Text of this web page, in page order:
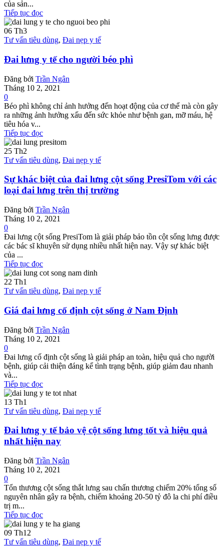
của sản...
Tiếp tục đọc
06 Th3
Tư vấn tiêu dùng, Đai nẹp y tế
Đai lưng y tế cho người béo phì
Đăng bởi Trần Ngân
Tháng 10 2, 2021
0
Béo phì không chỉ ảnh hưởng đến hoạt động của cơ thể mà còn gây
ra những ảnh hưởng xấu đến sức khỏe như bệnh gan, mỡ máu, hệ
tiêu hóa v...
Tiếp tục đọc
25 Th2
Tư vấn tiêu dùng, Đai nẹp y tế
Sự khác biệt của đai lưng cột sống PresiTom với các
loại đai lưng trên thị trường
Đăng bởi Trần Ngân
Tháng 10 2, 2021
0
Đai lưng cột sống PresiTom là giải pháp bảo tồn cột sống lưng được
các bác sĩ khuyên sử dụng nhiều nhất hiện nay. Vậy sự khác biệt
của ...
Tiếp tục đọc
22 Th1
Tư vấn tiêu dùng, Đai nẹp y tế
Giá đai lưng cố định cột sống ở Nam Định
Đăng bởi Trần Ngân
Tháng 10 2, 2021
0
Đai lưng cố định cột sống là giải pháp an toàn, hiệu quả cho người
bệnh, giúp cải thiện đáng kể tình trạng bệnh, giúp giảm đau nhanh
và...
Tiếp tục đọc
13 Th1
Tư vấn tiêu dùng, Đai nẹp y tế
Đai lưng y tế bảo vệ cột sống lưng tốt và hiệu quả
nhất hiện nay
Đăng bởi Trần Ngân
Tháng 10 2, 2021
0
Tổn thương cột sống thắt lưng sau chấn thương chiếm 20% tổng số
nguyên nhân gây ra bệnh, chiếm khoảng 20-50 tỷ đô la chi phí điều
trị m...
Tiếp tục đọc
09 Th12
Tư vấn tiêu dùng, Đai nẹp y tế